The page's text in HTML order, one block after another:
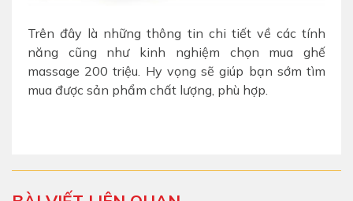
Trên đây là những thông tin chi tiết về các tính
năng cũng như kinh nghiệm chọn mua ghế
massage 200 triệu. Hy vọng sẽ giúp bạn sớm tìm
mua được sản phẩm chất lượng, phù hợp.